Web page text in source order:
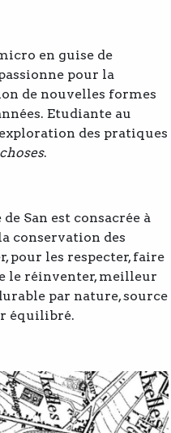
en guise de
pour la
de nouvelles formes
Etudiante au
des pratiques
.
San est consacrée à
conservation des
pour les respecter, faire
le réinventer, meilleur
par nature, source
équilibré.